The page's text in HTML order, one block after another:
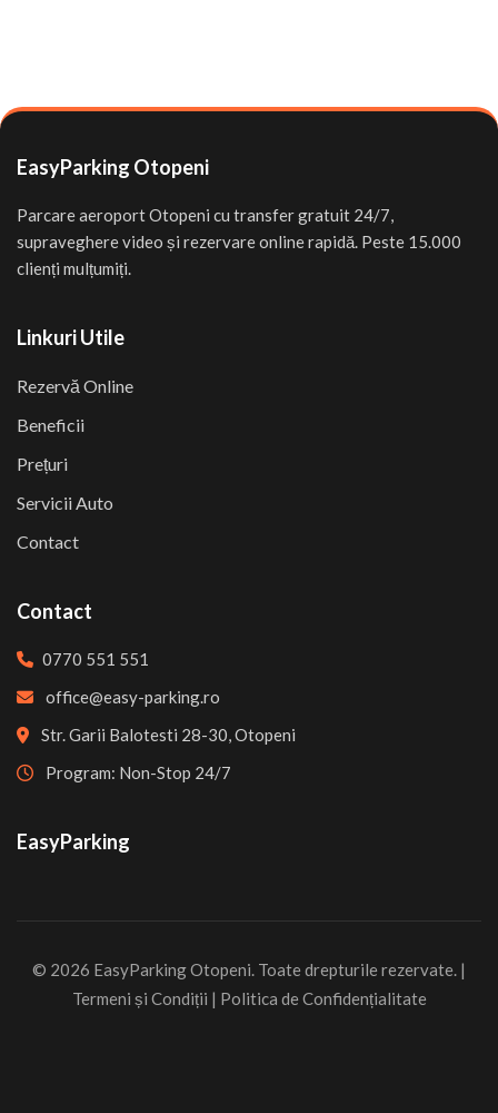
EasyParking Otopeni
Parcare aeroport Otopeni cu transfer gratuit 24/7,
supraveghere video și rezervare online rapidă. Peste 15.000
clienți mulțumiți.
Linkuri Utile
Rezervă Online
Beneficii
Prețuri
Servicii Auto
Contact
Contact
0770 551 551
office@easy-parking.ro
Str. Garii Balotesti 28-30, Otopeni
Program: Non-Stop 24/7
EasyParking
© 2026 EasyParking Otopeni. Toate drepturile rezervate. |
Termeni și Condiții | Politica de Confidențialitate